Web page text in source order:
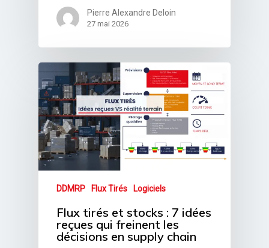
Pierre Alexandre Deloin
27 mai 2026
DDMRP Flux Tirés Logiciels
Flux tirés et stocks : 7 idées
reçues qui freinent les
décisions en supply chain